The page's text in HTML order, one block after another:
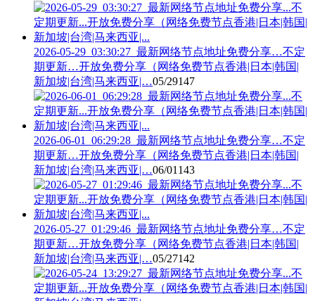
2026-05-29_03:30:27_最新网络节点地址免费分享…不定
期更新…开放免费分享（网络免费节点香港|日本|韩国|
新加坡|台湾|马来西亚|…05/29147
2026-06-01_06:29:28_最新网络节点地址免费分享…不定
期更新…开放免费分享（网络免费节点香港|日本|韩国|
新加坡|台湾|马来西亚|…06/01 143
2026-05-27_01:29:46_最新网络节点地址免费分享…不定
期更新…开放免费分享（网络免费节点香港|日本|韩国|
新加坡|台湾|马来西亚|…05/27142